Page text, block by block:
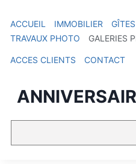
ACCUEIL IMMOBILIER GÎTES
TRAVAUX PHOTO
GALERIES
ACCES CLIENTS CONTACT